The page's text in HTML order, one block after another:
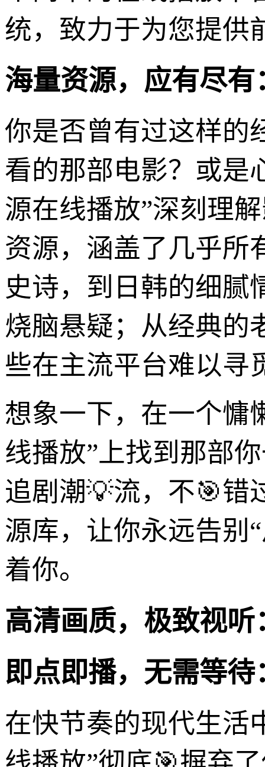
统，致力于为您提供
海量资源，应有尽
你是否曾有过这样的
看的那部电影？或是
源在线播放”深刻理
资源，涵盖了几乎所
史诗，到日韩的细腻
烧脑悬疑；从经典的
些在主流平台难以寻
想象一下，在一个慵
线播放”上找到那部
追剧潮💡流，不🎯错
源库，让你永远告别
着你。
高清画质，极致视
即点即播，无需等
在快节奏的现代生活